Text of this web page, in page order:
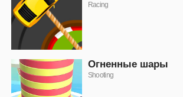
Racing
Огненные шары
Shooting